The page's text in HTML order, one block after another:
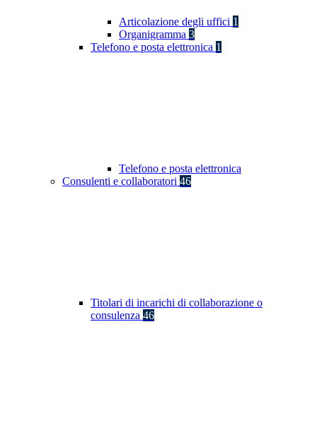
Articolazione degli uffici 1
Organigramma 3
Telefono e posta elettronica 1
Telefono e posta elettronica
Consulenti e collaboratori 46
Titolari di incarichi di collaborazione o
consulenza 46